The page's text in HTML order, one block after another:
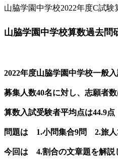
山脇学園中学校2022年度C試
山脇学園中学校算数過去問
2022年度山脇学園中学校一般
募集人数40名に対し、志願者
算数入試受験者平均点は44.9
問題は 1.小問集合9問 2.旅
今回は 4.割合の文章題を解説